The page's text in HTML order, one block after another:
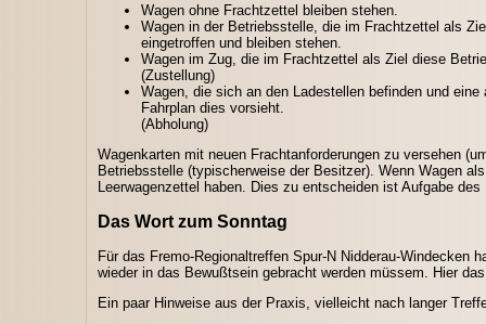
Wagen ohne Frachtzettel bleiben stehen.
Wagen in der Betriebsstelle, die im Frachtzettel als
eingetroffen und bleiben stehen.
Wagen im Zug, die im Frachtzettel als Ziel diese
(Zustellung)
Wagen, die sich an den Ladestellen befinden und
Fahrplan dies vorsieht.
(Abholung)
Wagenkarten mit neuen Frachtanforderungen zu versehen
Betriebsstelle (typischerweise der Besitzer). Wenn Wagen
Leerwagenzettel haben. Dies zu entscheiden ist Aufgabe
Das Wort zum Sonntag
Für das Fremo-Regionaltreffen Spur-N Nidderau-
wieder in das Bewußtsein gebracht werden müssem. Hier
Ein paar Hinweise aus der Praxis, vielleicht nach langer